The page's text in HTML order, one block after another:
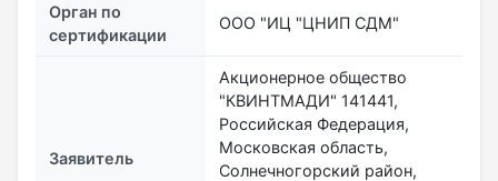
Орган по
сертификации
ООО "ИЦ "ЦНИП СДМ"
Заявитель
Акционерное общество
"КВИНТМАДИ" 141441,
Российская Федерация,
Московская область,
Солнечногорский район,